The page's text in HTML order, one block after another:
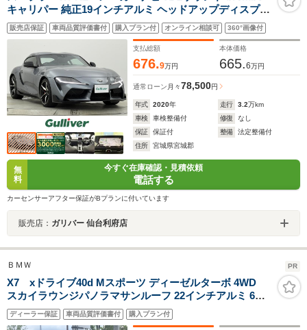
キャリパー 純正19インチアルミ ヘッドアップディスプレ
イ アダプティブクルーズコントロール 黒革シート カーボ
ンシフトパネル フルセグTV 禁煙車
販売店保証 車両品質評価書付 購入プラン付 オンライン相談可 360°画像付
支払総額
676.9万円
本体価格
665.6万円
通常ローン 月々78,500円
年式 2020年 走行 3.2万km
車検
車検整備付 修復
なし
保証
保証付 整備
法定整備付
住所
宮城県宮城郡
無
料
今すぐ在庫確認・見積依頼
電話する
カーセンサーアフター保証がBプランに付いています
販売店： ガリバー 仙台利府店
ＢＭＷ PR
X7 xドライブ40d Mスポーツ ディーゼルターボ 4WD
スカイラウンジパノラマサンルーフ 22インチアルミ 6人
乗り 黒レザーシート 地デジ付タッチパネル式HDDナビ
ACC
ディーラー保証 車両品質評価書付 購入プラン付